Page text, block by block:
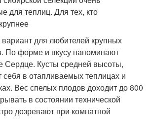
для любителей крупных
По форме и вкусу напоминают
Сердце. Кусты средней высоты,
в отапливаемых теплицах и
Вес спелых плодов доходит до 800
в состоянии технической
дозревают при комнатной